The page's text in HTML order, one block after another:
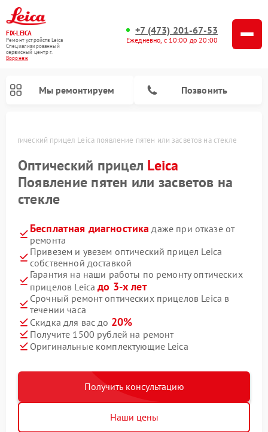
FIX-LEICA
Ремонт устройств Leica
Специализированный
cервисный центр г.
Воронеж
+7 (473) 201-67-53
Ежедневно, с 10:00 до 20:00
Мы ремонтируем Позвонить
Оптический прицел Leica появление пятен или засветов на стекле
Оптический прицел Leica
Появление пятен или засветов на
стекле
Бесплатная диагностика даже при отказе от
ремонта
Привезем и увезем оптический прицел Leica
собственной доставкой
Гарантия на наши работы по ремонту оптических
прицелов Leicaдо 3-х лет
Срочный ремонт оптических прицелов Leica в
течении часа
Скидка для вас до 20%
Получите 1500 рублей на ремонт
Оригинальные комплектующие Leica
Получить консультацию
Наши цены